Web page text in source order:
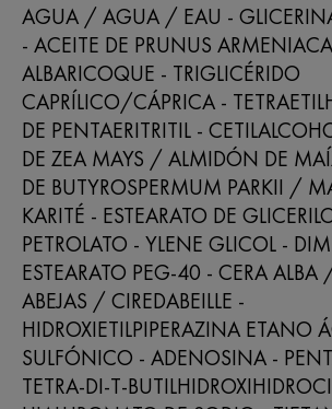
AGUA / AGUA / EAU -
- ACEITE DE PRUNUS
ALBARICOQUE - TRIGLICÉRIDO
CAPRÍLICO/CÁPRICA -
DE PENTAERITRITIL -
DE ZEA MAYS / ALMIDÓN DE
DE BUTYROSPERMUM PARKII /
KARITÉ - ESTEARATO DE
PETROLATO - YLENE GLICOL -
ESTEARATO PEG-40 - CERA ALBA
ABEJAS / CIREDABEILLE -
HIDROXIETILPIPERAZINA ETANO
SULFÓNICO - ADENOSINA -
TETRA-DI-T-